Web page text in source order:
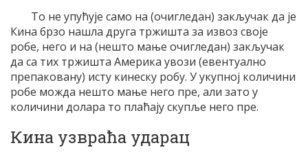
То не упућује само на (очигледан) закључак да је
Кина брзо нашла друга тржишта за извоз своје
робе, него и на (нешто мање очигледан) закључак
да са тих тржишта Америка увози (евентуално
препаковану) исту кинеску робу. У укупној количини
робе можда нешто мање него пре, али зато у
количини долара то плаћају скупље него пре.
Кина узвраћа ударац